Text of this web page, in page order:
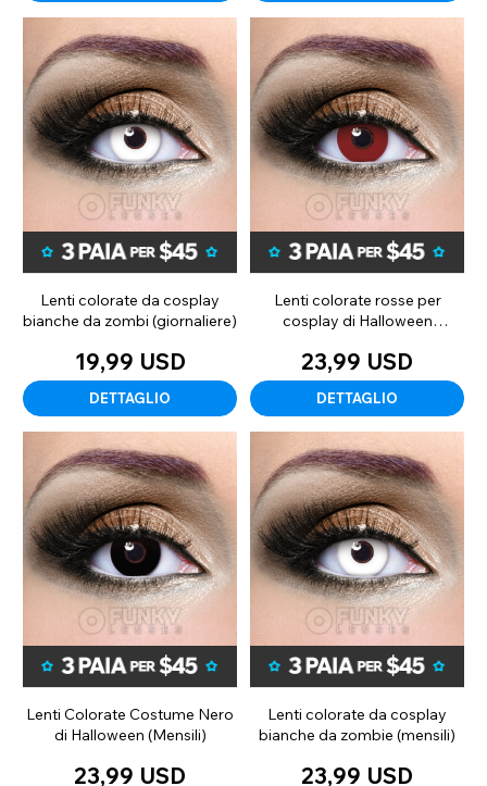
Lenti colorate da cosplay
bianche da zombi (giornaliere)
19,99 USD
DETTAGLIO
Lenti colorate rosse per
cosplay di Halloween
23,99 USD
DETTAGLIO
Lenti Colorate Costume Nero
di Halloween (Mensili)
23,99 USD
Lenti colorate da cosplay
bianche da zombie (mensili)
23,99 USD